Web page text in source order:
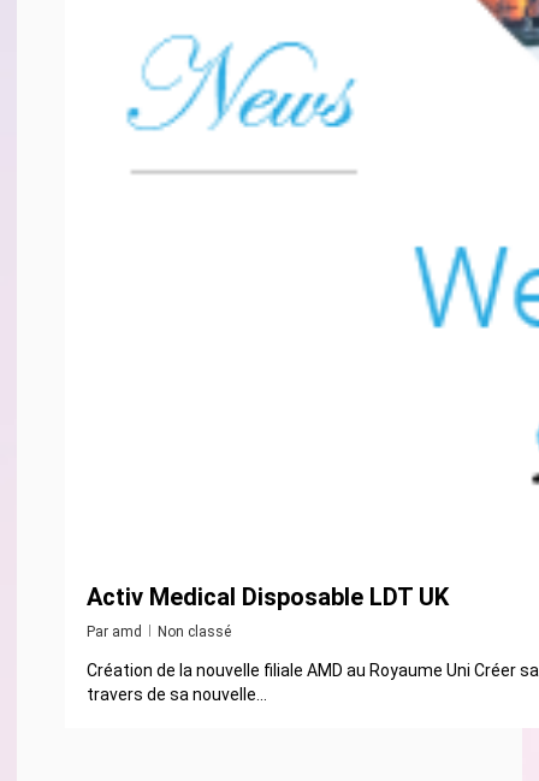
Activ Medical Disposable LDT UK
Par amd Non classé
Création de la nouvelle filiale AMD au Royaume Uni Créer
travers de sa nouvelle...